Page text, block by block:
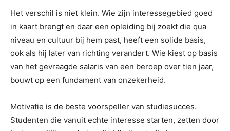
Het verschil is niet klein. Wie zijn interessegebied goed
in kaart brengt en daar een opleiding bij zoekt die qua
niveau en cultuur bij hem past, heeft een solide basis,
ook als hij later van richting verandert. Wie kiest op basis
van het gevraagde salaris van een beroep over tien jaar,
bouwt op een fundament van onzekerheid.
Motivatie is de beste voorspeller van studiesucces.
Studenten die vanuit echte interesse starten, zetten door